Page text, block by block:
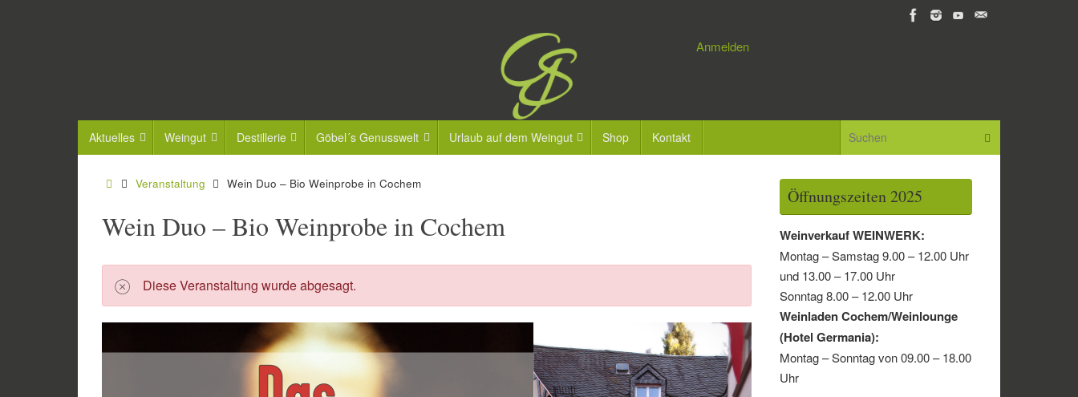
Anmelden
Inhalt
Aktuelles Weingut Destillerie Göbel´s Genusswelt Urlaub auf dem Weingut Shop Kontakt Suchen
StartVeranstaltung Wein Duo – Bio Weinprobe in Cochem
Wein Duo – Bio Weinprobe in Cochem
Diese Veranstaltung wurde abgesagt.
Öffnungszeiten 2025
Weinverkauf WEINWERK:
Montag – Samstag 9.00 – 12.00 Uhr
und 13.00 – 17.00 Uhr
Sonntag 8.00 – 12.00 Uhr
Weinladen Cochem/Weinlounge
(Hotel Germania):
Montag – Sonntag von 09.00 – 18.00
Uhr